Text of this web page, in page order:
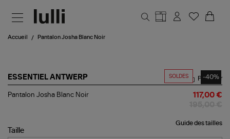
Accueil Pantalon Josha Blanc Noir
SOLDES -40%
ESSENTIEL ANTWERP
Pantalon
Partager
Pantalon Josha Blanc Noir 117,00 €
Guide des tailles
Taille